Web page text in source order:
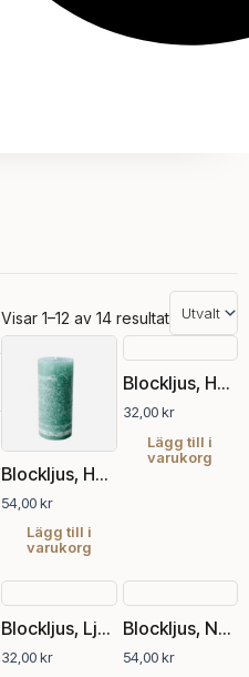
Visar 1–12 av 14 resultat
Blockljus, Havsgrön, Ø7xH15 cm
54,00kr
Lägg till i
varukorg
Blockljus, Havsgrön, Ø7xH7.5 cm
32,00kr
Lägg till i
varukorg
Blockljus, Ljung, Ø7xH7.5 cm
32,00kr
Blockljus, Nordic sky, Ø7xH15 cm
54,00kr